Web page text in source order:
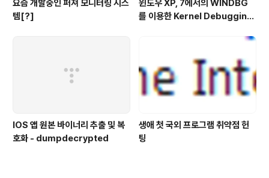
요즘 개발중인 퍼져 모니터링 시스
템[?]
윈도우 XP, 7에서의 WINDBG
를 이용한 Kernel Debugging
IOS 앱 원본 바이너리 추출 및 복
호화 - dumpdecrypted
생애 첫 국외 프로그램 취약점 헌
팅